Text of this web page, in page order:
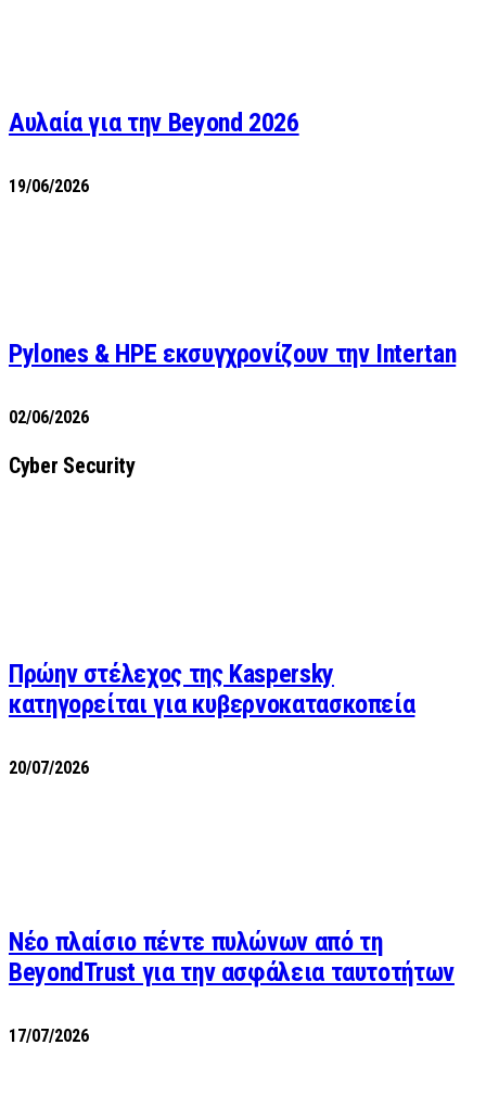
Αυλαία για την Beyond 2026
19/06/2026
Pylones & HPE εκσυγχρονίζουν την Intertan
02/06/2026
Cyber Security
Πρώην στέλεχος της Kaspersky
κατηγορείται για κυβερνοκατασκοπεία
20/07/2026
Νέο πλαίσιο πέντε πυλώνων από τη
BeyondTrust για την ασφάλεια ταυτοτήτων
17/07/2026